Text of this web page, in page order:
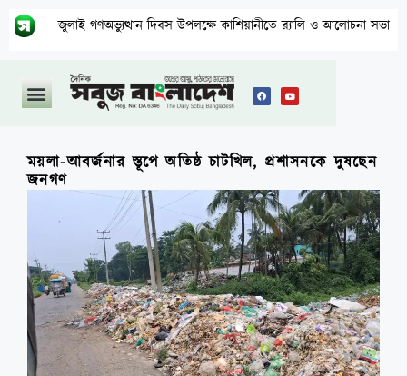
জুলাই গণঅভ্যুত্থান দিবস উপলক্ষে কাশিয়ানীতে র‍্যালি ও আলোচনা সভা অনুষ্ঠিত
ময়লা-আবর্জনার স্তূপে অতিষ্ঠ চাটখিল, প্রশাসনকে দুষছেন
জনগণ